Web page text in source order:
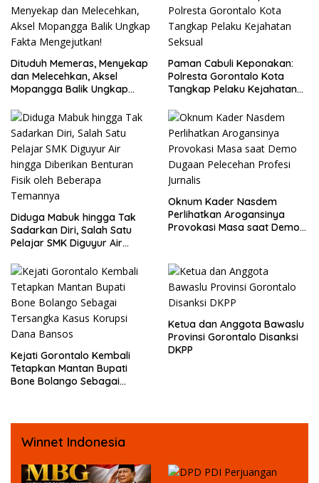
Dituduh Memeras, Menyekap
dan Melecehkan, Aksel
Mopangga Balik Ungkap
Paman Cabuli Keponakan:
Polresta Gorontalo Kota
Tangkap Pelaku Kejahatan
Diduga Mabuk hingga Tak
Sadarkan Diri, Salah Satu
Pelajar SMK Diguyur Air
Fisik oleh Beberapa
Temannya
Oknum Kader Nasdem
Perlihatkan Arogansinya
Provokasi Masa saat Demo
Kejati Gorontalo Kembali
Tetapkan Mantan Bupati
Bone Bolango Sebagai
Ketua dan Anggota Bawaslu
Provinsi Gorontalo Disanksi
DKPP
Winnet Indonesia